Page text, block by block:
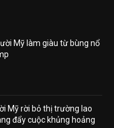
Mỹ làm giàu từ bùng nổ
Mỹ rời bỏ thị trường lao
đẩy cuộc khủng hoảng